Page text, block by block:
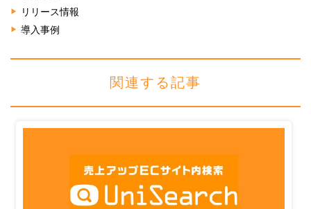
リリース情報
導入事例
関連する記事